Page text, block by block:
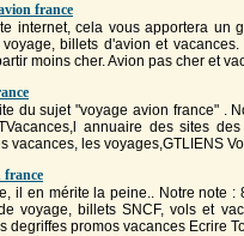
france
internet, cela vous apportera un
voyage, billets d'avion et vacances.
moins cher.Avion pas cher et
du sujet "voyage avion france" .
annuaire des sites
vacances, les voyages,GTLIENS
france
il en mérite la peine.. Notre note :
voyage, billets SNCF, vols et
s degriffes promos vacances Ecrire